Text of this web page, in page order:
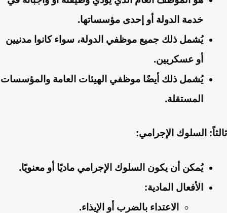
خدمة الدولة أو إحدى مؤسساتها.
يُشمل ذلك جميع موظفي الدولة، سواء كانوا مدنيين
أو عسكريين.
يُشمل ذلك أيضًا موظفي الهيئات العامة والمؤسسات
المستقلة.
ثالثاً: السلوك الإجرامي:
يُمكن أن يكون السلوك الإجرامي ماديًا أو معنويًا.
الأفعال المادية:
الاعتداء بالضرب أو الإيذاء.